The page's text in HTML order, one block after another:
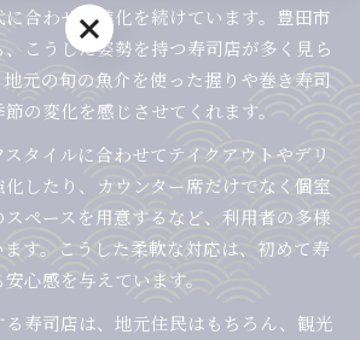
合わせて進化を続けています。豊田市
こうした姿勢を持つ寿司店が多く見ら
元の旬の魚介を使った握りや巻き寿司
の変化を感じさせてくれます。
タイルに合わせてテイクアウトやデリ
したり、カウンター席だけでなく個室
ペースを用意するなど、利用者の多様
す。こうした柔軟な対応は、初めて寿
心感を与えています。
寿司店は、地元住民はもちろん、観光
お問い合わせはこちら